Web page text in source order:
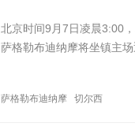
北京时间9月7日凌晨3:00
萨格勒布迪纳摩将坐镇主场
萨格勒布迪纳摩 切尔西